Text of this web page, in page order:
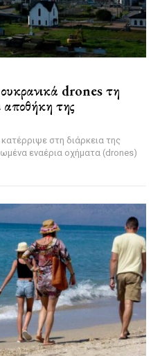
drones τη
αποθήκη της
στη διάρκεια της
εναέρια οχήματα (drones)